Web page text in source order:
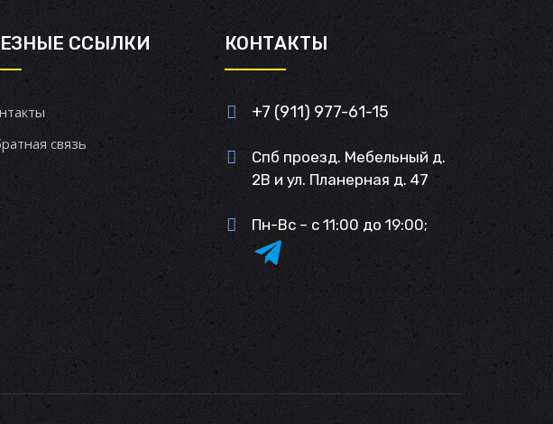
ССЫЛКИ
связь
КОНТАКТЫ
+7 (911) 977-61-15
Спб проезд. Мебельный д.
2В и ул. Планерная д. 47
Пн-Вс – с 11:00 до 19:00;